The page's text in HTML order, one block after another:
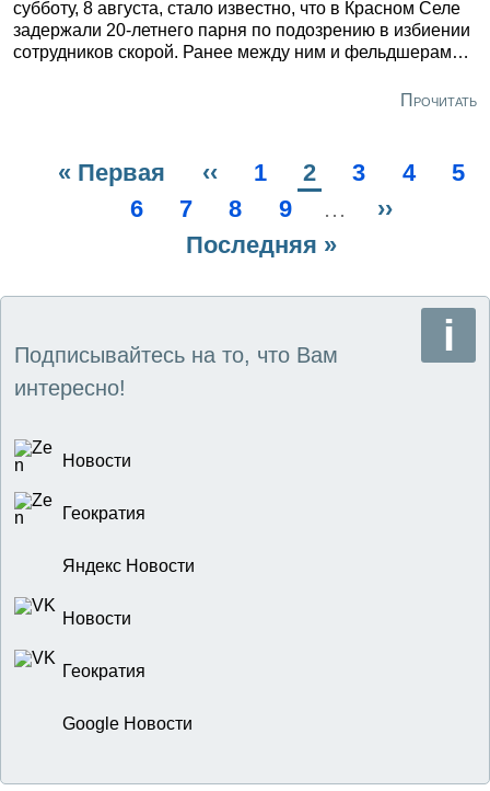
субботу, 8 августа, стало известно, что в Красном Селе
задержали 20-летнего парня по подозрению в избиении
сотрудников скорой. Ранее между ним и фельдшерами
накануне днём в полицию поступило сообщение об
водителя.
Прочитать
Первая
страница
« Первая
Предыдущая
страница
‹‹ Page
1
Текущая
страница
2 Page
3 Page
4
5
Page
6 Page
7 Page
8 Page
9 …
››
Последняя
Последняя »
Подписывайтесь на то, что Вам
интересно!
Новости
Геократия
Яндекс Новости
Новости
Геократия
Google Новости